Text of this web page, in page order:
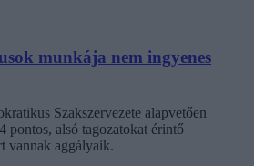
munkája nem ingyenes
Szakszervezete alapvetően
pontos, alsó tagozatokat érintő
vannak aggályaik.